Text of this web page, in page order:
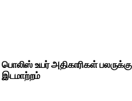
பொலிஸ் உயர் அதிகாரிகள் பலருக்கு
இடமாற்றம்